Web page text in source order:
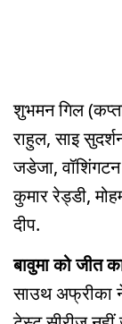
शुभमन गिल
राहुल, साइ
जडेजा,
कुमार रेड्डी,
दीप.
बावुमा को जीत
साउथ अफ्रीका